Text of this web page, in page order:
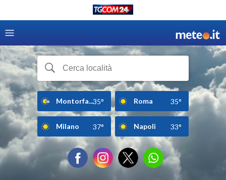
Montorfa...35° Roma 35°
Milano 37° Napoli 33°